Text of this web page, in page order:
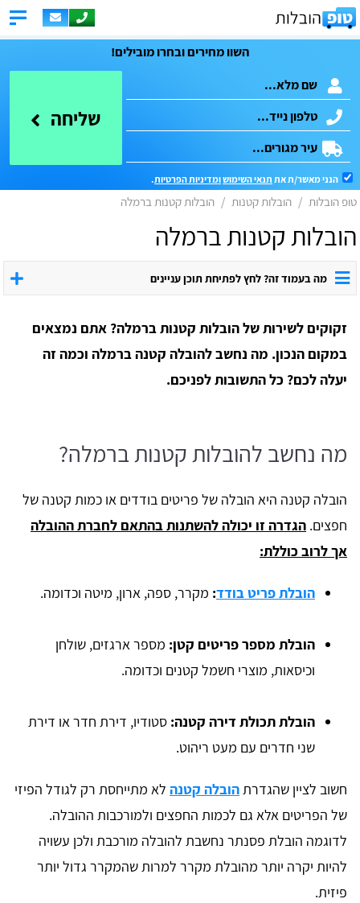
השוו מחירים ובחרו מובילים!
שליחה
הנני מאשר/ת את תנאי השימושומדיניות הפרטיות.
טופ הובלות הובלות קטנות הובלות קטנות ברמלה
הובלות קטנות ברמלה
מה בעמוד זה? לחץ לפתיחת תוכן עניינים
זקוקים לשירות של הובלות קטנות ברמלה? אתם נמצאים
במקום הנכון. מה נחשב להובלה קטנה ברמלה וכמה זה
יעלה לכם? כל התשובות לפניכם.
מה נחשב להובלות קטנות ברמלה?
הובלה קטנה היא הובלה של פריטים בודדים או כמות קטנה של
חפצים. הגדרה זו יכולה להשתנות בהתאם לחברת ההובלה
אך לרוב כוללת:
הובלת פריט בודד: מקרר, ספה, ארון, מיטה וכדומה.
הובלת מספר פריטים קטן: מספר ארגזים, שולחן
וכיסאות, מוצרי חשמל קטנים וכדומה.
הובלת תכולת דירה קטנה: סטודיו, דירת חדר או דירת
שני חדרים עם מעט ריהוט.
חשוב לציין שהגדרתהובלה קטנה לא מתייחסת רק לגודל הפיזי
של הפריטים אלא גם לכמות החפצים ולמורכבות ההובלה.
לדוגמה הובלת פסנתר נחשבת להובלה מורכבת ולכן עשויה
להיות יקרה יותר מהובלת מקרר למרות שהמקרר גדול יותר
פיזית.